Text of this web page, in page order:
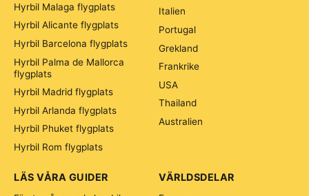
Hyrbil Malaga flygplats
Hyrbil Alicante flygplats
Hyrbil Barcelona flygplats
Hyrbil Palma de Mallorca
flygplats
Hyrbil Madrid flygplats
Hyrbil Arlanda flygplats
Hyrbil Phuket flygplats
Hyrbil Rom flygplats
Italien
Portugal
Grekland
Frankrike
USA
Thailand
Australien
VÄRLDSDELAR
LÄS VÅRA GUIDER